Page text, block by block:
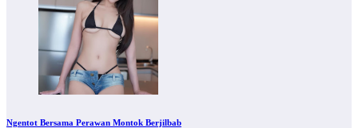
Ngentot Bersama Perawan Montok Berjilbab